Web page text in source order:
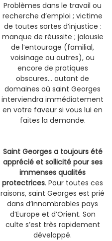
Problèmes dans le travail ou
recherche d’emploi ; victime
de toutes sortes d’injustice :
manque de réussite ; jalousie
de l’entourage (familial,
voisinage ou autres), ou
encore de pratiques
obscures… autant de
domaines où saint Georges
interviendra immédiatement
en votre faveur si vous lui en
faites la demande.
Saint Georges a toujours été
apprécié et sollicité pour ses
immenses qualités
protectrices. Pour toutes ces
raisons, saint Georges est prié
dans d’innombrables pays
d’Europe et d’Orient. Son
culte s’est très rapidement
développé.